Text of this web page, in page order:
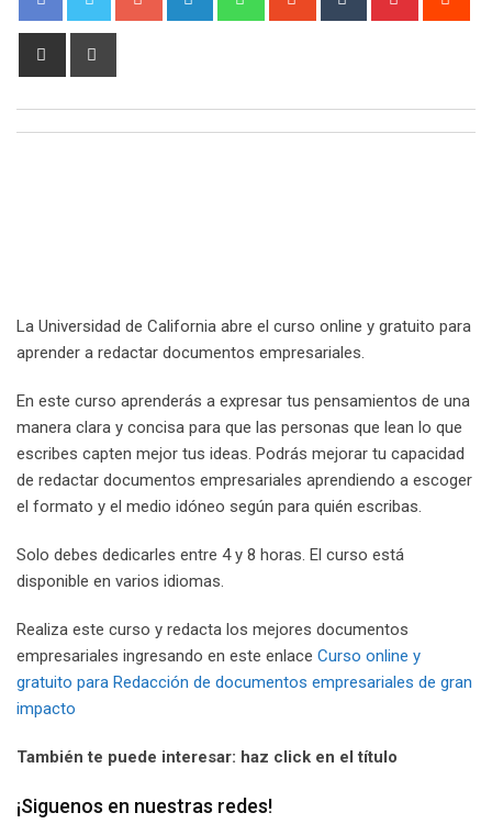
Share
La Universidad de California abre el curso online y gratuito para
aprender a redactar documentos empresariales.
En este curso aprenderás a expresar tus pensamientos de una
manera clara y concisa para que las personas que lean lo que
escribes capten mejor tus ideas. Podrás mejorar tu capacidad
de redactar documentos empresariales aprendiendo a escoger
el formato y el medio idóneo según para quién escribas.
Solo debes dedicarles entre 4 y 8 horas. El curso está
disponible en varios idiomas.
Realiza este curso y redacta los mejores documentos
empresariales ingresando en este enlace Curso online y
gratuito para Redacción de documentos empresariales de gran
impacto
También te puede interesar: haz click en el título
¡Siguenos en nuestras redes!